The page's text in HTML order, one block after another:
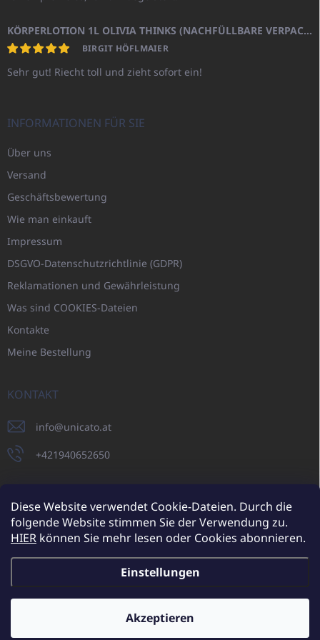
Diese Website verwendet Cookie-Dateien. Durch die
folgende Website stimmen Sie der Verwendung zu.
HIER können Sie mehr lesen oder Cookies abonnieren.
Einstellungen
Akzeptieren
KÖRPERLOTION 1L OLIVIA THINKS (NACHFÜLLBARE VERPACKUNG)
BIRGIT HÖFLMAIER
Sehr gut! Riecht toll und zieht sofort ein!
INFORMATIONEN FÜR SIE
Über uns
Versand
Geschäftsbewertung
Wie man einkauft
Impressum
DSGVO-Datenschutzrichtlinie (GDPR)
Reklamationen und Gewährleistung
Was sind COOKIES-Dateien
Kontakte
Meine Bestellung
KONTAKT
info@unicato.at
+421940652650
UNICATO.sk UNICATOshop.cz UNICATO.at UNICATO.hu
UNICATOshop.pl
UNICATOshop.de
Copyright 2026UNICATO.at. Alle Rechte vorbehalten.Cookie-
Einstellungen ändern
Zusätzliche Rabatte für Großhandelskunden (bei einer